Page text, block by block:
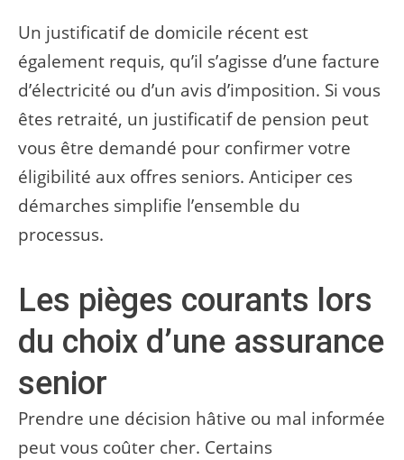
Un justificatif de domicile récent est
également requis, qu’il s’agisse d’une facture
d’électricité ou d’un avis d’imposition. Si vous
êtes retraité, un justificatif de pension peut
vous être demandé pour confirmer votre
éligibilité aux offres seniors. Anticiper ces
démarches simplifie l’ensemble du
processus.
Les pièges courants lors
du choix d’une assurance
senior
Prendre une décision hâtive ou mal informée
peut vous coûter cher. Certains